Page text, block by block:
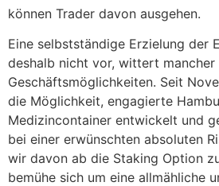
können Trader davon ausgehen.
Eine selbstständige Erzielung der
deshalb nicht vor, wittert mancher
Geschäftsmöglichkeiten. Seit
die Möglichkeit, engagierte
Medizincontainer entwickelt und
bei einer erwünschten absoluten
wir davon ab die Staking Option
bemühe sich um eine allmähliche